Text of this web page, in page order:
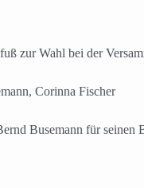
zur Wahl bei der
Corinna Fischer
Busemann für seinen